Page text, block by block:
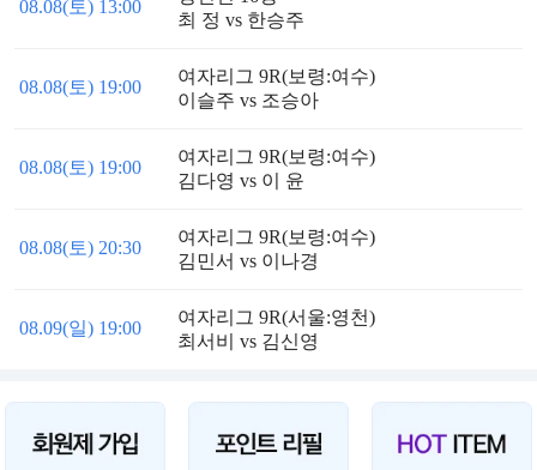
08.08(토) 13:00
최 정 vs 한승주
08.08(토) 19:00
여자리그 9R(보령:여수)
이슬주 vs 조승아
08.08(토) 19:00
여자리그 9R(보령:여수)
김다영 vs 이 윤
08.08(토) 20:30
여자리그 9R(보령:여수)
김민서 vs 이나경
08.09(일) 19:00
여자리그 9R(서울:영천)
최서비 vs 김신영